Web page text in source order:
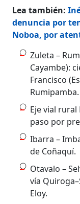
Lea también:
denuncia por
Noboa, por
Zuleta –
Cayambe):
Francisco
Rumipamba.
Eje vial rural
paso por
Ibarra –
de Coñaquí.
Otavalo –
vía
Eloy.